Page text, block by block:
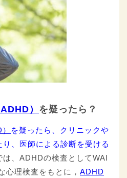
） を疑ったら？
を疑ったら、クリニックや
、医師による診断を受ける
は、ADHDの検査としてWAI
心理検査をもとに， ADHD